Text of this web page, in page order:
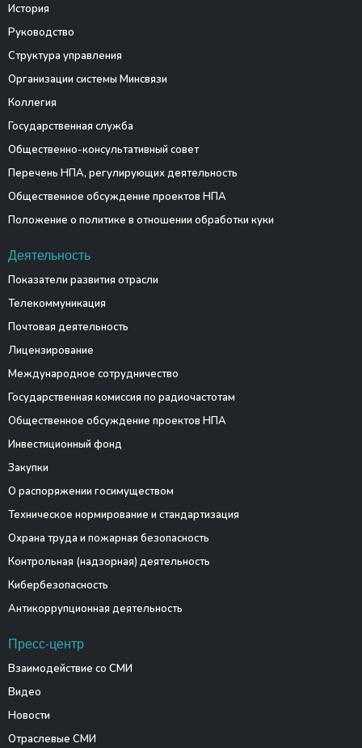
История
Руководство
Структура управления
Организации системы Минсвязи
Коллегия
Государственная служба
Общественно-консультативный совет
Перечень НПА, регулирующих деятельность
Общественное обсуждение проектов НПА
Положение о политике в отношении обработки куки
Деятельность
Показатели развития отрасли
Телекоммуникация
Почтовая деятельность
Лицензирование
Международное сотрудничество
Государственная комиссия по радиочастотам
Общественное обсуждение проектов НПА
Инвестиционный фонд
Закупки
О распоряжении госимуществом
Техническое нормирование и стандартизация
Охрана труда и пожарная безопасность
Контрольная (надзорная) деятельность
Кибербезопасность
Антикоррупционная деятельность
Пресс-центр
Взаимодействие со СМИ
Видео
Новости
Отраслевые СМИ